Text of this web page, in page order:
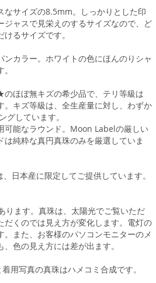
なサイズの8.5mm。しっかりとした印
ジャスで見栄えのするサイズなので、ど
るサイズです。
カラー。ホワイトの色にほんのりシャ
ぼ無キズの希少品で、テリ等級は
キズ等級は、全生産量に対し、わずか
グしています。
可能なラウンド。Moon Labelの厳しい
純粋な真円真珠のみを厳選していま
日本産に限定してご提供しています。
ります。真珠は、太陽光でご覧いただ
だくのでは見え方が変化します。電灯の
また、お客様のパソコンモニターのメ
色の見え方には差が出ます。
用写真の真珠はハメコミ合成です。